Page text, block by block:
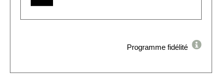
Programme fidélité